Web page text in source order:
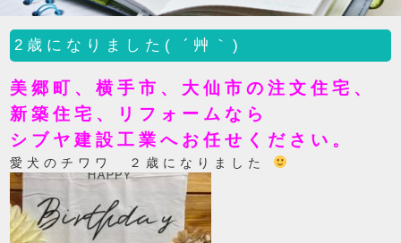
2歳になりました( ´艸｀)
美郷町、横手市、大仙市の注文住宅、
新築住宅、リフォームなら
シブヤ建設工業へお任せください。
愛犬のチワワ ２歳になりました